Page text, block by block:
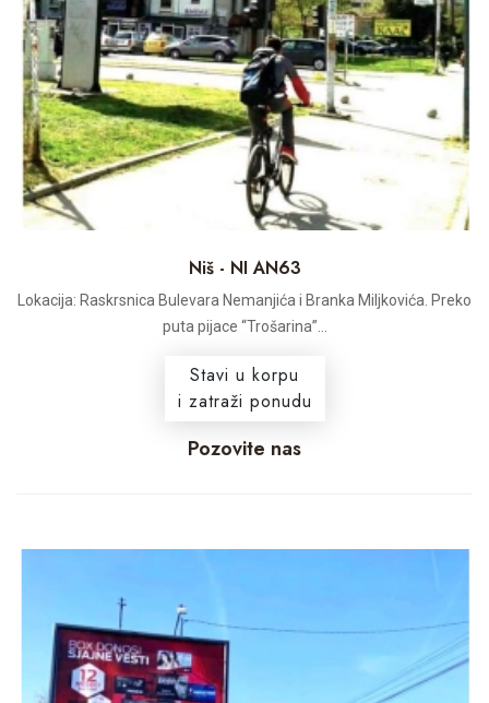
Niš - NI AN63
Lokacija: Raskrsnica Bulevara Nemanjića i Branka Miljkovića. Preko
puta pijace “Trošarina”...
Stavi u korpu
i zatraži ponudu
Pozovite nas